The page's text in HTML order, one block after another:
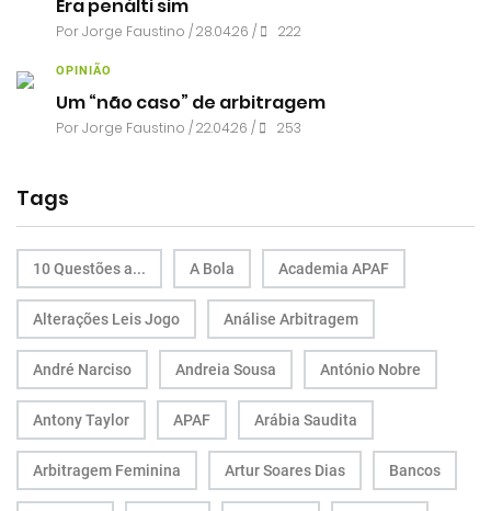
Era penálti sim
PorJorge Faustino / 28.04.26 / 222
OPINIÃO
Um “não caso” de arbitragem
PorJorge Faustino / 22.04.26 / 253
Tags
10 Questões a... A Bola Academia APAF
Alterações Leis Jogo Análise Arbitragem
André Narciso Andreia Sousa António Nobre
Antony Taylor APAF Arábia Saudita
Arbitragem Feminina Artur Soares Dias Bancos